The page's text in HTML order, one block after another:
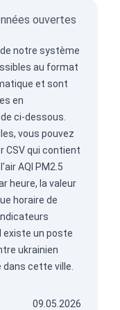
ouvertes
notre système
au format
et sont
en
ci-dessous.
vous pouvez
CSV qui contient
AQI PM2.5
heure, la valeur
horaire de
existe un poste
ukrainien
cette ville.
09.05.2026